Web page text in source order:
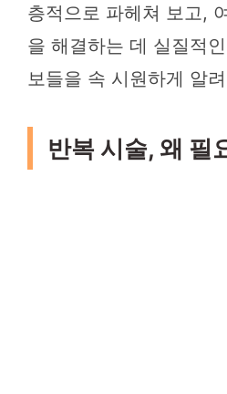
층적으로 파헤쳐 보고,
을 해결하는 데 실질적
보들을 속 시원하게 알
반복 시술, 왜 필